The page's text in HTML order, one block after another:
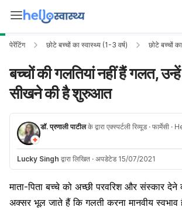
पेरेंटिंग छोटे बच्चों का स्वास्थ्य (1-3 वर्ष) छोटे बच्चों
बच्चों की गलतियां नहीं हैं गलत,
सीखने की है शुरुआत
डॉ. प्रणाली पाटीलके द्वारा एक्स्पर्टली रिव्यूड · फार्मेसी ·
Lucky Singh द्वारा लिखित · अपडेटेड 15/07/2021
माता-पिता बच्चे को अच्छी परवरिश और संस्कार देने
अक्सर भूल जाते हैं कि गलती करना मानवीय